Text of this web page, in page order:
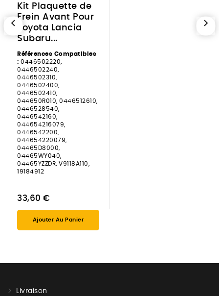
Kit Plaquette de
Frein Avant Pour
Toyota Lancia
Subaru...
Références Compatibles
: 0446502220,
0446502240,
0446502310,
0446502400,
0446502410,
044650R010, 0446512610,
0446528540,
0446542160,
044654216079,
0446542200,
044654220079,
04465D8000,
04465WY040,
04465YZZDR, V9118A110,
19184912
33,60 €
Ajouter Au Panier
chevron_left chevron_right
Livraison